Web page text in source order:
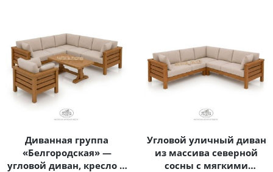
Диванная группа
«Белгородская» —
угловой диван, кресло и
Угловой уличный диван
из массива северной
сосны с мягкими